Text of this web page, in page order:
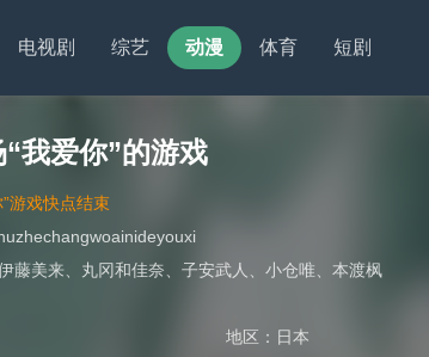
电视剧 综艺 动漫 体育 短剧
我爱你”的游戏
游戏快点结束
藤美来 丸冈和佳奈 子安武人 小仓唯
本渡枫
地区： 日本